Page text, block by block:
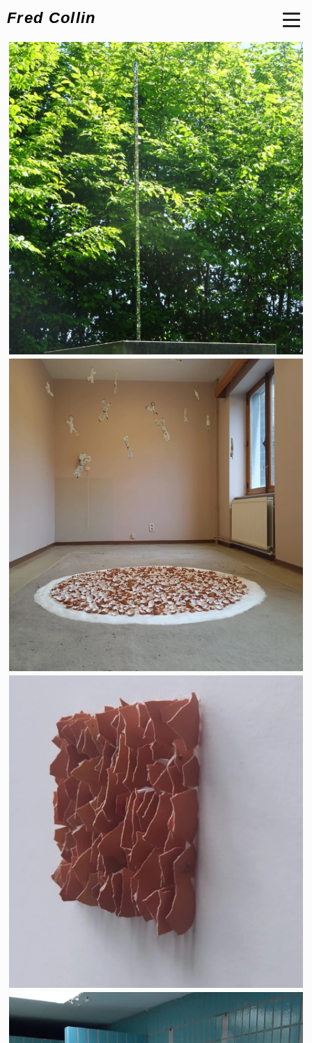
Fred Collin
L'absence vible
Rémanence ("ce qui reste")